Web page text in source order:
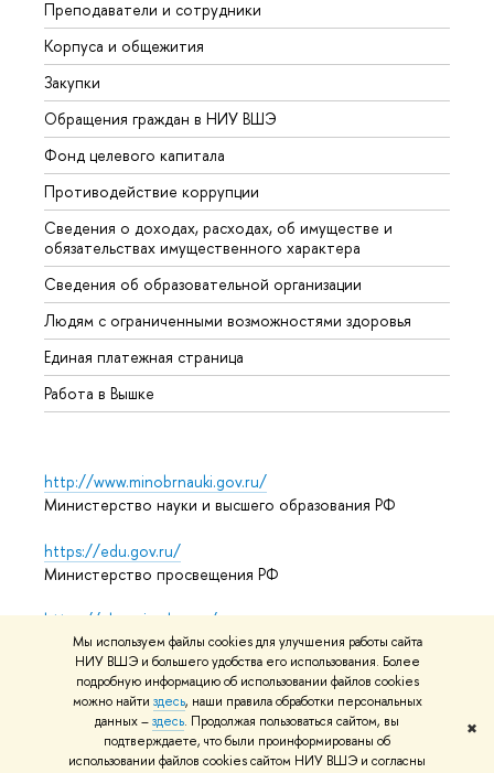
Мы используем файлы cookies для улучшения работы сайта
НИУ ВШЭ и большего удобства его использования. Более
подробную информацию об использовании файлов cookies
можно найти здесь, наши правила обработки персональных
данных –здесь. Продолжая пользоваться сайтом, вы
подтверждаете, что были проинформированы об
использовании файлов cookies сайтом НИУ ВШЭ и согласны
✖
Преподаватели и сотрудники
Корпуса и общежития
Закупки
Обращения граждан в НИУ ВШЭ
Фонд целевого капитала
Противодействие коррупции
Сведения о доходах, расходах, об имуществе и
обязательствах имущественного характера
Сведения об образовательной организации
Людям с ограниченными возможностями здоровья
Единая платежная страница
Работа в Вышке
http://www.minobrnauki.gov.ru/
Министерство науки и высшего образования РФ
https://edu.gov.ru/
Министерство просвещения РФ
https://elearning.hse.ru/mooc
Массовые открытые онлайн-курсы
© НИУ ВШЭ 1993–2026 Адреса и контактыУсловия
использования материаловПолитика конфиденциальности
Карта сайта